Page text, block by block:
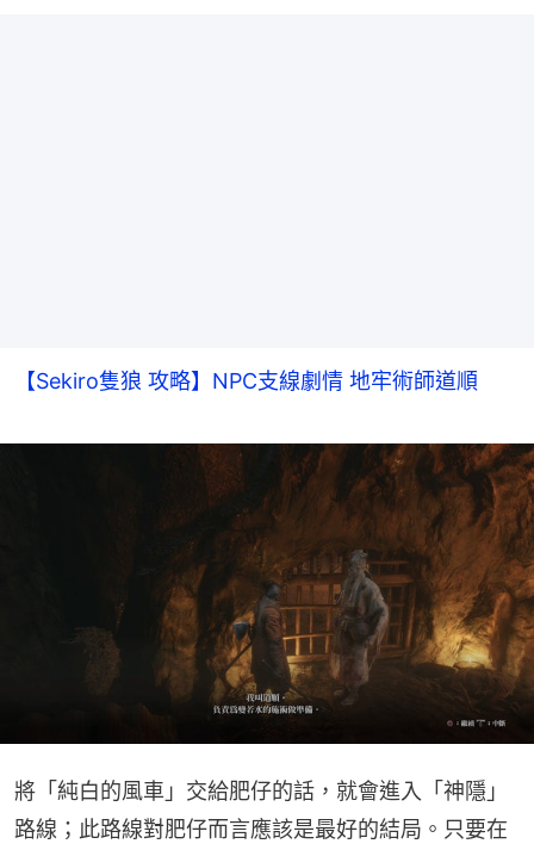
【Sekiro隻狼 攻略】NPC支線劇情 地牢術師道順
將「純白的風車」交給肥仔的話，就會進入「神隱」
路線；此路線對肥仔而言應該是最好的結局。只要在